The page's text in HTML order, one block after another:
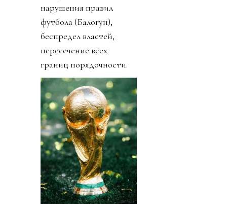
нарушения правил
футбола (Балогун),
беспредел властей,
пересечение всех
границ порядочности.